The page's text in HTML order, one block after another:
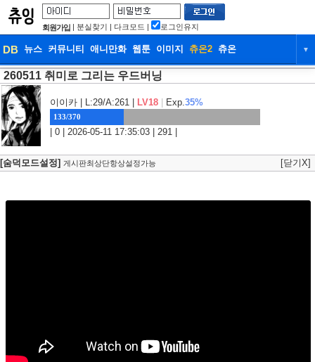
회원가입 | 분실찾기 | 다크모드 | 로그인유지
DB 뉴스 커뮤니티 애니만화 웹툰 이미지 츄온2 츄온 ▼
DB 뉴스
웹툰 이미지 츄온2
260511 취미로 그리는 우드버닝
이이카 | L:29/A:261 | LV18 Exp.35%
133/370
| 0 | 2026-05-11 17:35:03 | 291 |
[숨덕모드설정] 게시판최상단항상설정가능 [닫기X]